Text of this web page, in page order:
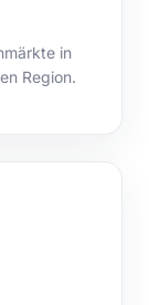
in
Region.